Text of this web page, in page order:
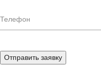
Отправить заявку